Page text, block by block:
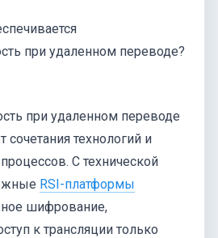
при удаленном переводе?
при удаленном переводе
сочетания технологий и
С технической
RSI-платформы
шифрование,
к трансляции только